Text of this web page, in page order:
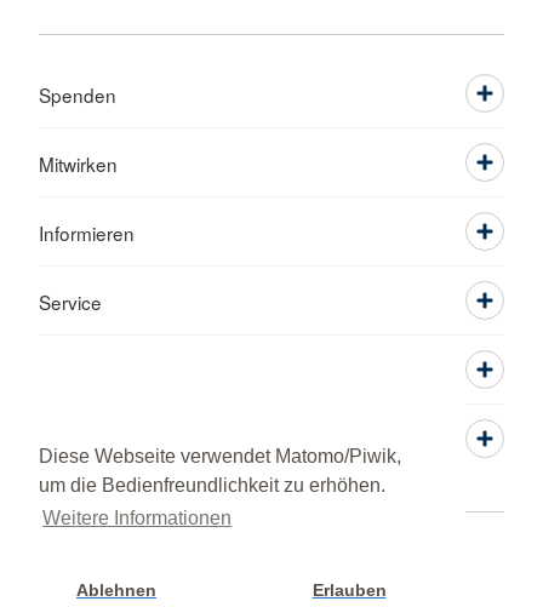
Diese Webseite verwendet Matomo/Piwik,
um die Bedienfreundlichkeit zu erhöhen.
Weitere Informationen
Ablehnen Erlauben
Spenden
Mitwirken
Informieren
Service
© 2026 Ortsverein Rutesheim